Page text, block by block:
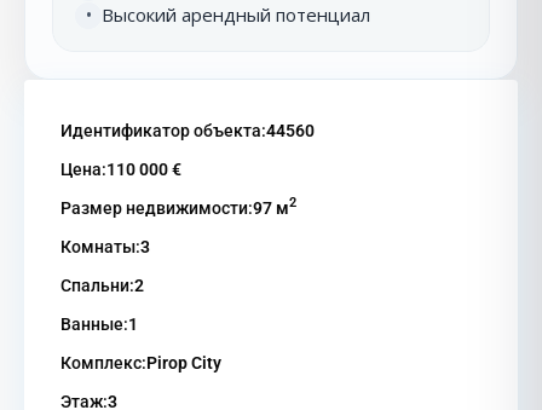
• Высокий арендный потенциал
Идентификатор объекта:44560
Цена:110 000 €
Размер недвижимости:97 м2
Комнаты:3
Спальни:2
Ванные:1
Комплекс:Pirop City
Этаж:3